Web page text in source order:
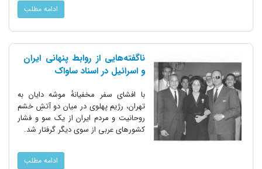
ادامه مطلب
ناگفته‌هایی از روابط پنهانی ایران
و اسرائیل در اسناد ساواک
با افشای سفر مخفیانهٔ موشه دایان به
تهران، رژیم پهلوی در میان دو آتشِ خشم
روحانیت و مردم ایران از یک سو و فشار
کشورهای عربی از سوی دیگر گرفتار شد.
ادامه مطلب